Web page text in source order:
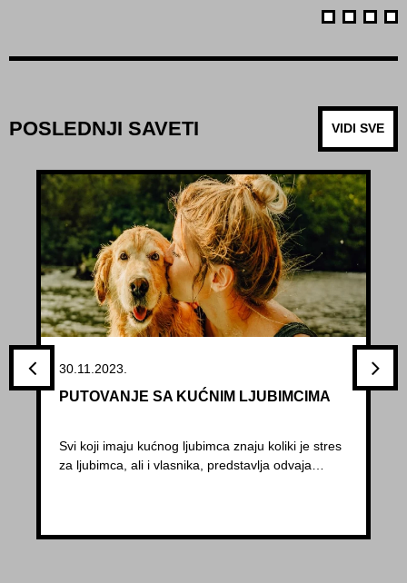
POSLEDNJI SAVETI VIDI SVE
30.11.2023.
PUTOVANJE SA KUĆNIM LJUBIMCIMA
Svi koji imaju kućnog ljubimca znaju koliki je stres
za ljubimca, ali i vlasnika, predstavlja odvaja…